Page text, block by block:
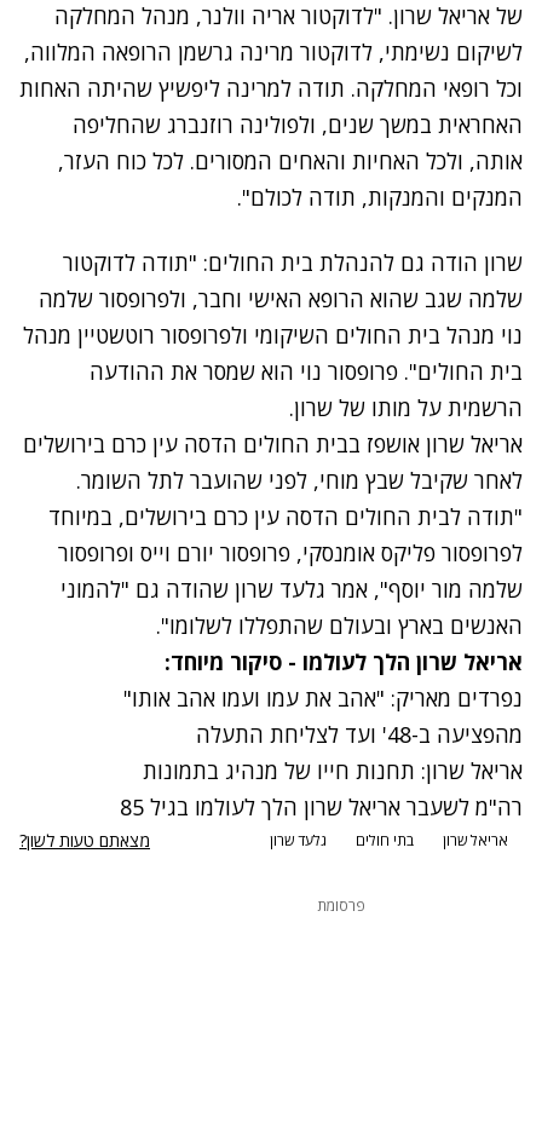
של אריאל שרון. "לדוקטור אריה וולנר, מנהל המחלקה
לשיקום נשימתי, לדוקטור מרינה גרשמן הרופאה המלווה,
וכל רופאי המחלקה. תודה למרינה ליפשיץ שהיתה האחות
האחראית במשך שנים, ולפולינה רוזנברג שהחליפה
אותה, ולכל האחיות והאחים המסורים. לכל כוח העזר,
המנקים והמנקות, תודה לכולם".
שרון הודה גם להנהלת בית החולים: "תודה לדוקטור
שלמה שגב שהוא הרופא האישי וחבר, ולפרופסור שלמה
נוי מנהל בית החולים השיקומי ולפרופסור רוטשטיין מנהל
בית החולים". פרופסור נוי הוא שמסר את ההודעה
הרשמית על מותו של שרון.
אריאל שרון אושפז בבית החולים הדסה עין כרם בירושלים
לאחר שקיבל שבץ מוחי, לפני שהועבר לתל השומר.
"תודה לבית החולים הדסה עין כרם בירושלים, במיוחד
לפרופסור פליקס אומנסקי, פרופסור יורם וייס ופרופסור
שלמה מור יוסף", אמר גלעד שרון שהודה גם "להמוני
האנשים בארץ ובעולם שהתפללו לשלומו".
אריאל שרון הלך לעולמו - סיקור מיוחד:
נפרדים מאריק: "אהב את עמו ועמו אהב אותו"
מהפציעה ב-48' ועד לצליחת התעלה
אריאל שרון: תחנות חייו של מנהיג בתמונות
רה"מ לשעבר אריאל שרון הלך לעולמו בגיל 85
אריאל שרון בתי חולים גלעד שרון מצאתם טעות לשון?
פרסומת